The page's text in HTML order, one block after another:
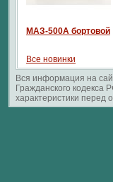
МАЗ-500А бортовой
Все новинки
Вся информация на
Гражданского
характеристики перед